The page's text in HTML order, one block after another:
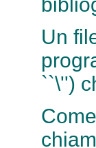
Un
``\'')